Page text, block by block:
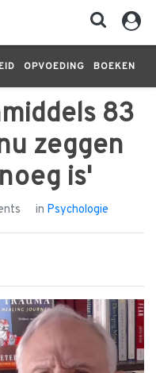
OPVOEDING BOEKEN
83
zeggen
is'
in Psychologie